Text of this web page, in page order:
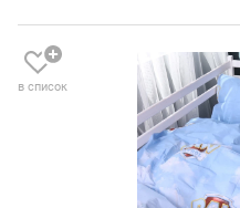
в список